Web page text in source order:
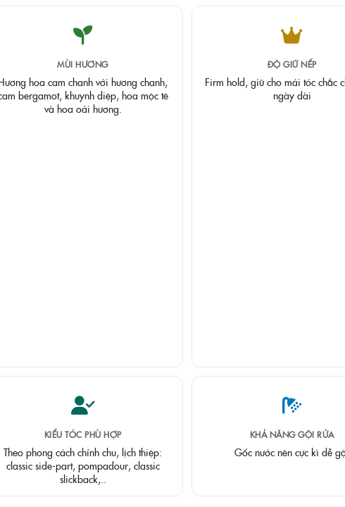
MÙI HƯƠNG
hoa cam chanh với hương chanh,
bergamot, khuynh diệp, hoa mộc tê
và hoa oải hương.
ĐỘ GIỮ NẾP
Firm hold, giữ cho mái tóc chắc
ngày dài
KIỂU TÓC PHÙ HỢP
Theo phong cách chỉnh chu, lịch thiệp:
classic side-part, pompadour, classic
slickback,..
KHẢ NĂNG GỘI RỬA
Gốc nước nên cực kì dễ